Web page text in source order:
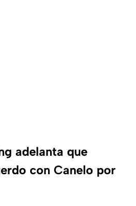
adelanta que
con Canelo por